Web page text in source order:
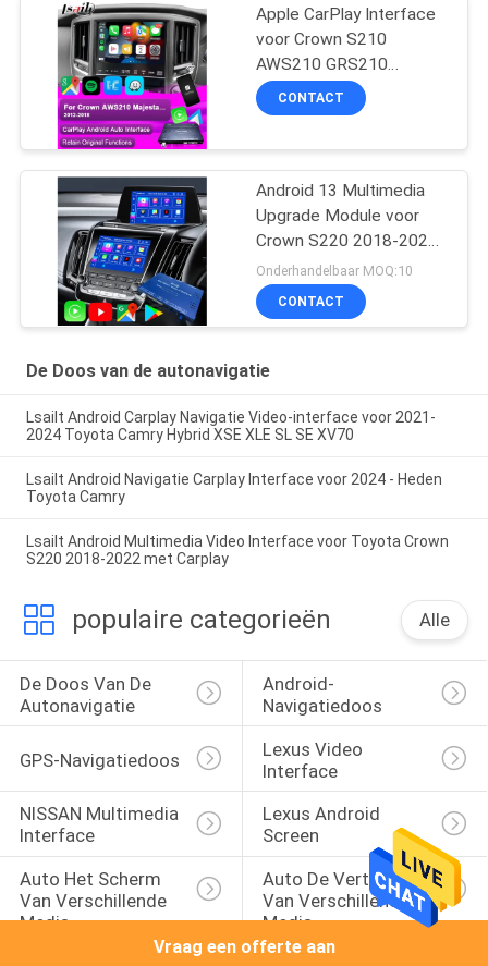
Apple CarPlay Interface
voor Crown S210
AWS210 GRS210
GWS214 GWS215
Majesta Athlete Royal
Camera, AC Klimaat
CONTACT
Android 13 Multimedia
Upgrade Module voor
Crown S220 2018-2022
OEM-integratie
Draadloze CarPlay,
Android Auto,
Play
Onderhandelbaar MOQ:10
CONTACT
De Doos van de autonavigatie
Lsailt Android Carplay Navigatie Video-interface voor 2021-
2024 Toyota Camry Hybrid XSE XLE SL SE XV70
Lsailt Android Navigatie Carplay Interface voor 2024 - Heden
Toyota Camry
Lsailt Android Multimedia Video Interface voor Toyota Crown
S220 2018-2022 met Carplay
populaire categorieën Alle
De Doos Van De
Autonavigatie
Android-
Navigatiedoos
GPS-Navigatiedoos
Lexus Video
Interface
NISSAN Multimedia
Interface
Lexus Android
Screen
Auto Het Scherm
Van Verschillende
Media
Auto De Vertoning
Van Verschillende
Media
Vraag een offerte aan